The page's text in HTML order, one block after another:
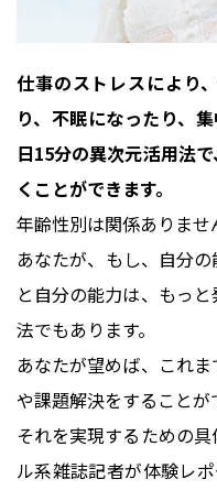
仕事のストレスにより
り、不眠になったり、
日15分の異次元活用法
くことができます。
年齢性別は関係ありませ
あなたが、もし、自分
と自分の能力は、もっ
法でもあります。
あなたが望めば、これ
や課題解決をすることが
それを実現するための
ル系雑誌記者が体験レ